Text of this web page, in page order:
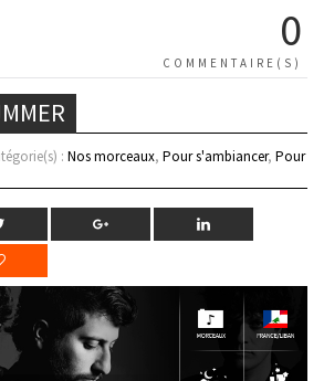
0
COMMENTAIRE(S)
: Nos morceaux, Pour s'ambiancer, Pour